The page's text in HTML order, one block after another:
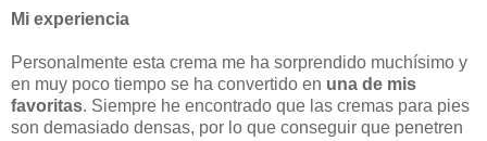
Mi experiencia
Personalmente esta crema me ha sorprendido muchísimo y
en muy poco tiempo se ha convertido en una de mis
favoritas. Siempre he encontrado que las cremas para pies
son demasiado densas, por lo que conseguir que penetren